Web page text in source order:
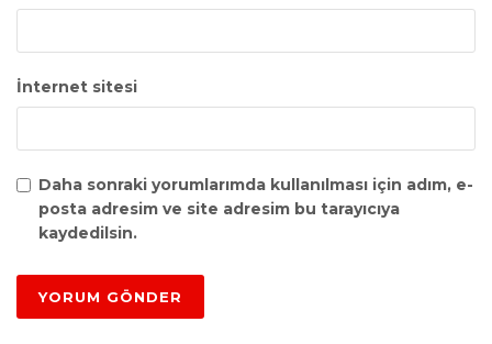
İnternet sitesi
Daha sonraki yorumlarımda kullanılması için adım, e-
posta adresim ve site adresim bu tarayıcıya
kaydedilsin.